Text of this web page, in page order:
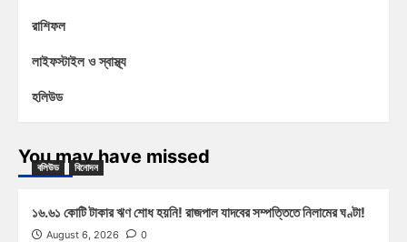
রাশিফল
লাইফস্টাইল ও স্বাস্থ্য
হলিউড
You may have missed
বলিউড বিনোদন
১৬.৬১ কোটি টাকার ঋণ শোধ হয়নি! রাজপাল যাদবের সম্পত্তিতে নিলামের ঘণ্টা!
August 6, 2026 0